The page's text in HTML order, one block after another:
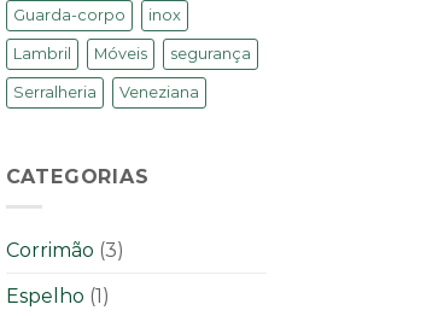
Guarda-corpo inox
Lambril Móveis segurança
Serralheria Veneziana
CATEGORIAS
Corrimão (3)
Espelho (1)